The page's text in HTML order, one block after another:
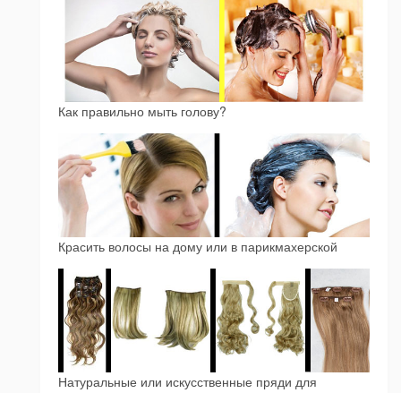
Как правильно мыть голову?
Красить волосы на дому или в парикмахерской
Натуральные или искусственные пряди для